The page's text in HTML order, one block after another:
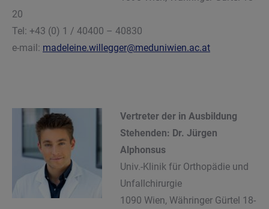
20
Tel: +43 (0) 1 / 40400 – 40830
e-mail: madeleine.willegger@meduniwien.ac.at
Vertreter der in Ausbildung
Stehenden: Dr. Jürgen
Alphonsus
Univ.-Klinik für Orthopädie und
Unfallchirurgie
1090 Wien, Währinger Gürtel 18-